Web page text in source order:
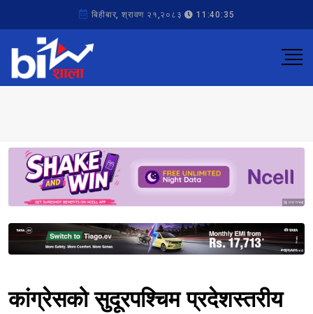
बिहीबार, श्रावण २१,२०८३ 11:40:35
Sponsored
Sponsored
कांग्रेसको सुदूरपश्चिम प्रदेशस्तरीय